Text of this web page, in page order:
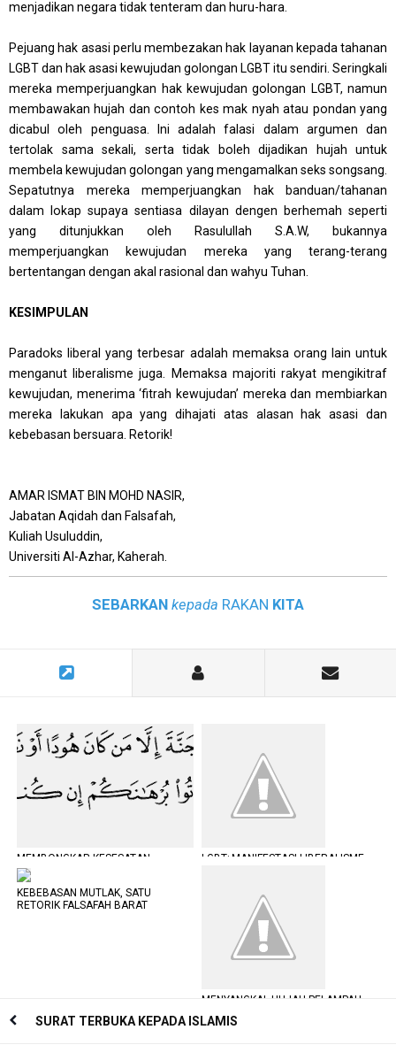
menjadikan negara tidak tenteram dan huru-hara.
Pejuang hak asasi perlu membezakan hak layanan kepada tahanan
LGBT dan hak asasi kewujudan golongan LGBT itu sendiri. Seringkali
mereka memperjuangkan hak kewujudan golongan LGBT, namun
membawakan hujah dan contoh kes mak nyah atau pondan yang
dicabul oleh penguasa. Ini adalah falasi dalam argumen dan
tertolak sama sekali, serta tidak boleh dijadikan hujah untuk
membela kewujudan golongan yang mengamalkan seks songsang.
Sepatutnya mereka memperjuangkan hak banduan/tahanan
dalam lokap supaya sentiasa dilayan dengen berhemah seperti
yang ditunjukkan oleh Rasulullah S.A.W, bukannya
memperjuangkan kewujudan mereka yang terang-terang
bertentangan dengan akal rasional dan wahyu Tuhan.
KESIMPULAN
Paradoks liberal yang terbesar adalah memaksa orang lain untuk
menganut liberalisme juga. Memaksa majoriti rakyat mengikitraf
kewujudan, menerima ‘fitrah kewujudan’ mereka dan membiarkan
mereka lakukan apa yang dihajati atas alasan hak asasi dan
kebebasan bersuara. Retorik!
AMAR ISMAT BIN MOHD NASIR,
Jabatan Aqidah dan Falsafah,
Kuliah Usuluddin,
Universiti Al-Azhar, Kaherah.
SEBARKAN kepada RAKAN KITA
MEMBONGKAR KESESATAN
PLURALISME
LGBT; MANIFESTASI LIBERALISME
KEBEBASAN MUTLAK, SATU
RETORIK FALSAFAH BARAT
MENYANGKAL HUJAH PELAMPAU
SURAT TERBUKA KEPADA ISLAMIS